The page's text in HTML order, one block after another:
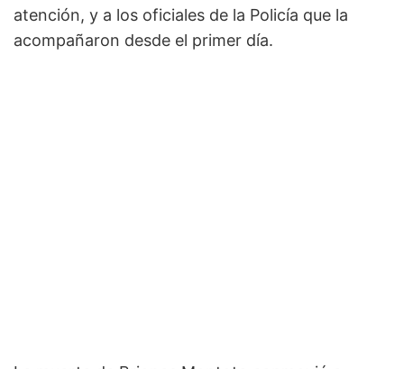
atención, y a los oficiales de la Policía que la
acompañaron desde el primer día.